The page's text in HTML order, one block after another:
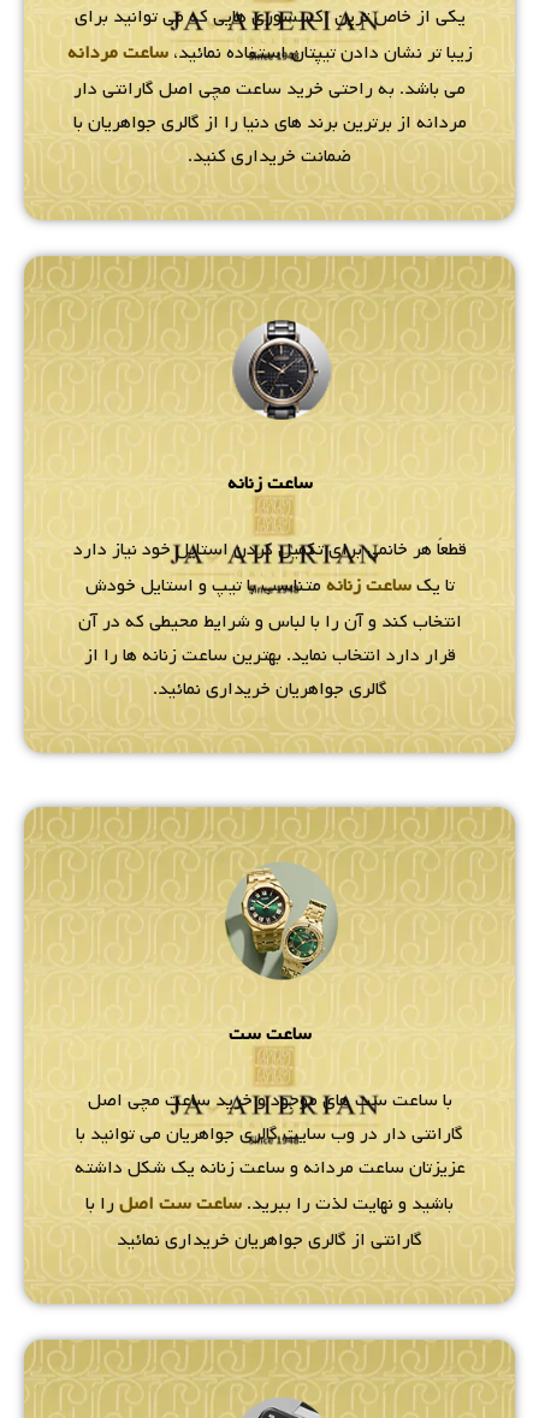
یکی از خاص ترین اکسسوری هایی که می توانید برای
زیبا تر نشان دادن تیپتان استفاده نمائید،ساعت مردانه
می باشد. به راحتی خرید ساعت مچی اصل گارانتی دار
مردانه از برترین برند های دنیا را از گالری جواهریان با
ضمانت خریداری کنید.
ساعت زنانه
قطعاً هر خانمی برای تکمیل کردن استایل خود نیاز دارد
تا یکساعت زنانهمتناسب با تیپ و استایل خودش
انتخاب کند و آن را با لباس و شرایط محیطی که در آن
قرار دارد انتخاب نماید. بهترین ساعت زنانه ها را از
گالری جواهریان خریداری نمائید.
ساعت ست
با ساعت ست های موجود و خرید ساعت مچی اصل
گارانتی دار در وب سایت گالری جواهریان می توانید با
عزیزتان ساعت مردانه و ساعت زنانه یک شکل داشته
باشید و نهایت لذت را ببرید.ساعت ست اصلرا با
گارانتی از گالری جواهریان خریداری نمائید